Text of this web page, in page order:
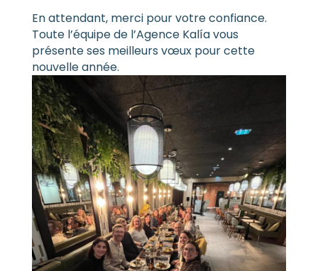
En attendant, merci pour votre confiance.
Toute l’équipe de l’Agence Kalía vous
présente ses meilleurs vœux pour cette
nouvelle année.